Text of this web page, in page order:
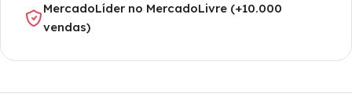
MercadoLíder no MercadoLivre (+10.000
vendas)